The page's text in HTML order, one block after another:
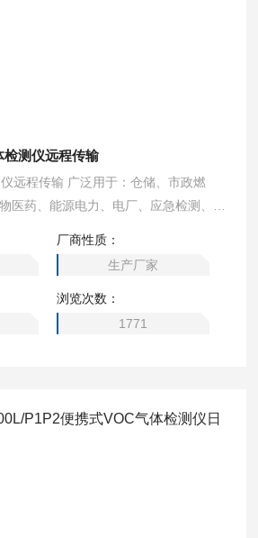
检测仪远程传输
远程传输 广泛用于：仓储、市政燃
医药、能源电力、电厂、应急检测、受
需要固定安装，在线检测气体浓度的场
厂商性质：
生产厂家
浏览次数：
1771